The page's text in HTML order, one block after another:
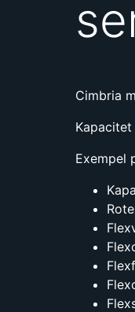
Cimbria
Exempel